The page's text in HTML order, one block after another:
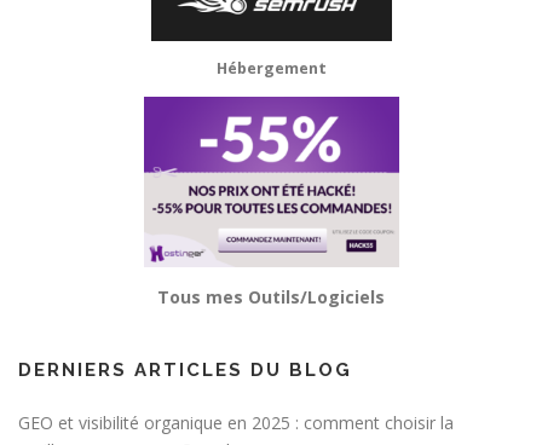
Hébergement
Tous mes Outils/Logiciels
DERNIERS ARTICLES DU BLOG
GEO et visibilité organique en 2025 : comment choisir la